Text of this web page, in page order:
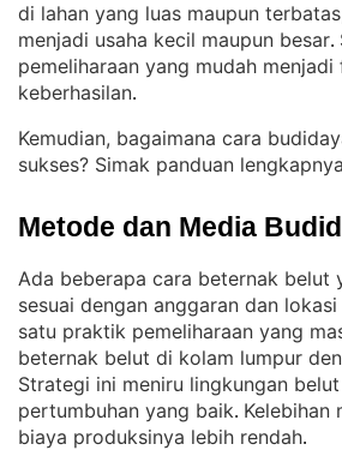
di lahan yang luas maupun
menjadi usaha kecil maupun besar.
pemeliharaan yang mudah
keberhasilan.
Kemudian, bagaimana cara
sukses? Simak panduan
Metode dan Media
Ada beberapa cara beternak belut
sesuai dengan anggaran dan
satu praktik pemeliharaan yang
beternak belut di kolam lumpur
Strategi ini meniru lingkungan
pertumbuhan yang baik. Kelebihan
biaya produksinya lebih rendah.